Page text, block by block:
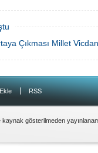
Çıkması Millet
| RSS
gösterilmeden